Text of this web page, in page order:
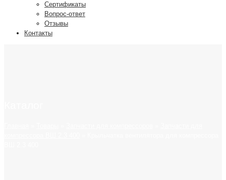
Сертификаты
Вопрос-ответ
Отзывы
Контакты